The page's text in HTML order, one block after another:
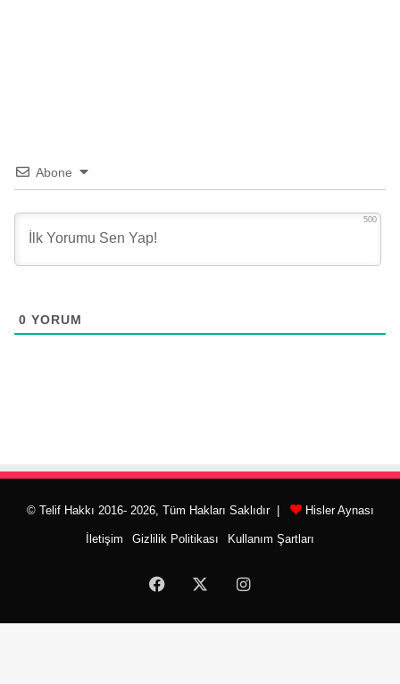
Abone
500
0 YORUM
© Telif Hakkı 2016- 2026, Tüm Hakları Saklıdır | Hisler Aynası
İletişim Gizlilik Politikası Kullanım Şartları
Facebook Instagram